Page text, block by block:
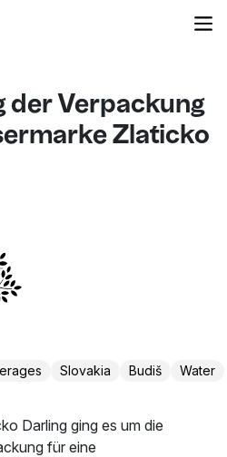
der Verpackung
Zlaticko
Slovakia Budiš Water
Darling ging es um die
für eine